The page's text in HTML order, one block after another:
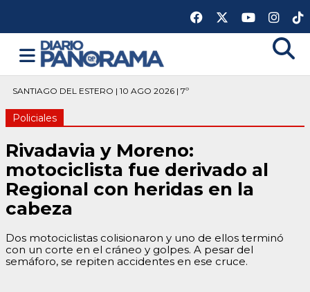
SANTIAGO DEL ESTERO | 10 AGO 2026 | 7º
Policiales
Rivadavia y Moreno:
motociclista fue derivado al
Regional con heridas en la
cabeza
Dos motociclistas colisionaron y uno de ellos terminó
con un corte en el cráneo y golpes. A pesar del
semáforo, se repiten accidentes en ese cruce.